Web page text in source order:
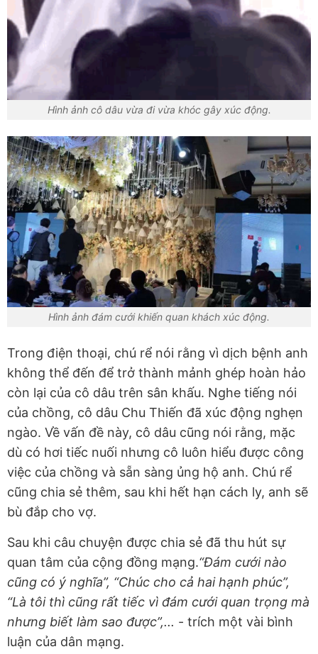
Hình ảnh cô dâu vừa đi vừa khóc gây xúc động.
Hình ảnh đám cưới khiến quan khách xúc động.
Trong điện thoại, chú rể nói rằng vì dịch bệnh anh
không thể đến để trở thành mảnh ghép hoàn hảo
còn lại của cô dâu trên sân khấu. Nghe tiếng nói
của chồng, cô dâu Chu Thiến đã xúc động nghẹn
ngào. Về vấn đề này, cô dâu cũng nói rằng, mặc
dù có hơi tiếc nuối nhưng cô luôn hiểu được công
việc của chồng và sẵn sàng ủng hộ anh. Chú rể
cũng chia sẻ thêm, sau khi hết hạn cách ly, anh sẽ
bù đắp cho vợ.
Sau khi câu chuyện được chia sẻ đã thu hút sự
quan tâm của cộng đồng mạng.“Đám cưới nào
cũng có ý nghĩa”, “Chúc cho cả hai hạnh phúc”,
“Là tôi thì cũng rất tiếc vì đám cưới quan trọng mà
nhưng biết làm sao được”,... - trích một vài bình
luận của dân mạng.